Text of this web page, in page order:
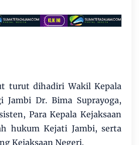
turut dihadiri Wakil Kepala
Jambi Dr. Bima Suprayoga,
Para Kepala Kejaksaan
hukum Kejati Jambi, serta
Kejaksaan Negeri.